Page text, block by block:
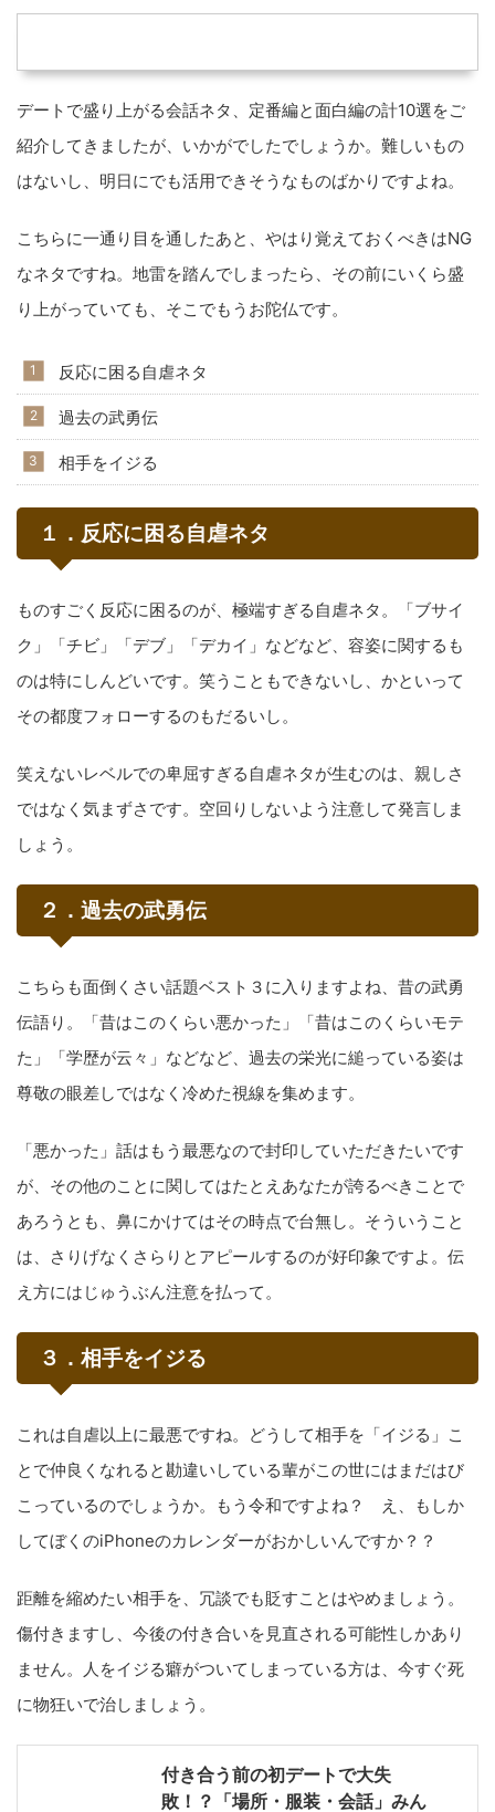
デートで盛り上がる会話ネタ、定番編と面白編の計10選をご
紹介してきましたが、いかがでしたでしょうか。難しいもの
はないし、明日にでも活用できそうなものばかりですよね。
こちらに一通り目を通したあと、やはり覚えておくべきはNG
なネタですね。地雷を踏んでしまったら、その前にいくら盛
り上がっていても、そこでもうお陀仏です。
反応に困る自虐ネタ
過去の武勇伝
相手をイジる
１．反応に困る自虐ネタ
ものすごく反応に困るのが、極端すぎる自虐ネタ。「ブサイ
ク」「チビ」「デブ」「デカイ」などなど、容姿に関するも
のは特にしんどいです。笑うこともできないし、かといって
その都度フォローするのもだるいし。
笑えないレベルでの卑屈すぎる自虐ネタが生むのは、親しさ
ではなく気まずさです。空回りしないよう注意して発言しま
しょう。
２．過去の武勇伝
こちらも面倒くさい話題ベスト３に入りますよね、昔の武勇
伝語り。「昔はこのくらい悪かった」「昔はこのくらいモテ
た」「学歴が云々」などなど、過去の栄光に縋っている姿は
尊敬の眼差しではなく冷めた視線を集めます。
「悪かった」話はもう最悪なので封印していただきたいです
が、その他のことに関してはたとえあなたが誇るべきことで
あろうとも、鼻にかけてはその時点で台無し。そういうこと
は、さりげなくさらりとアピールするのが好印象ですよ。伝
え方にはじゅうぶん注意を払って。
３．相手をイジる
これは自虐以上に最悪ですね。どうして相手を「イジる」こ
とで仲良くなれると勘違いしている輩がこの世にはまだはび
こっているのでしょうか。もう令和ですよね？ え、もしか
してぼくのiPhoneのカレンダーがおかしいんですか？？
距離を縮めたい相手を、冗談でも貶すことはやめましょう。
傷付きますし、今後の付き合いを見直される可能性しかあり
ません。人をイジる癖がついてしまっている方は、今すぐ死
に物狂いで治しましょう。
付き合う前の初デートで大失
敗！？「場所・服装・会話」みん